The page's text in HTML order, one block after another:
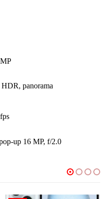
panorama
up 16 MP, f/2.0